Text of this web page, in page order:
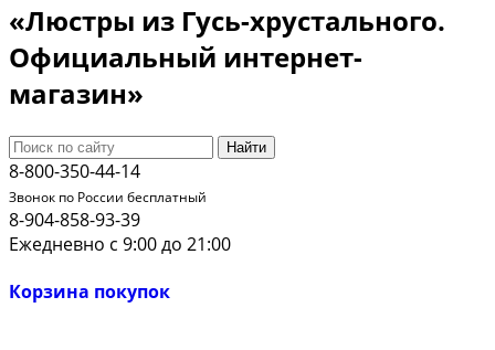
«Люстры из Гусь-хрустального.
Официальный интернет-
магазин»
Найти
8-800-350-44-14
Звонок по России бесплатный
8-904-858-93-39
Ежедневно с 9:00 до 21:00
Корзина покупок